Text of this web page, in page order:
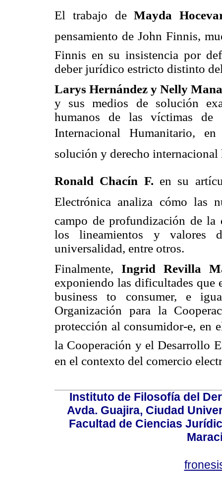
El trabajo deMayda
pensamiento de John Finnis,
Finnis en su insistencia por
deber jurídico estricto distinto
Larys Hernández y Nelly
y sus medios de solución
humanos de las víctimas de
Internacional Humanitario,
solución y derecho internacional
Ronald Chacín F. en su
Electrónica analiza cómo las
campo de profundización de la
los lineamientos y valores
universalidad, entre otros.
Finalmente, Ingrid Revilla
exponiendo las dificultades que
business to consumer, e
Organización para la
protección al consumidor-e, en
la Cooperación y el Desarrollo
en el contexto del comercio
Instituto de Filosofía del
Avda. Guajira, Ciudad
Facultad de Ciencias